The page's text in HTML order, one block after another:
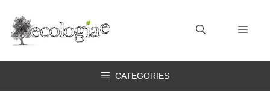
contenuto
CATEGORIES